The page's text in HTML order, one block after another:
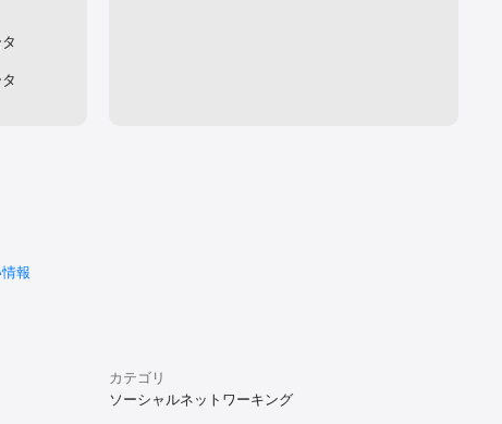
報
カテゴリ
ソーシャルネットワーキング